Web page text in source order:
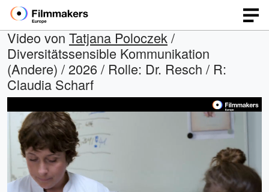
Video von Tatjana Poloczek /
Diversitätssensible Kommunikation
(Andere) / 2026 / Rolle: Dr. Resch / R:
Claudia Scharf